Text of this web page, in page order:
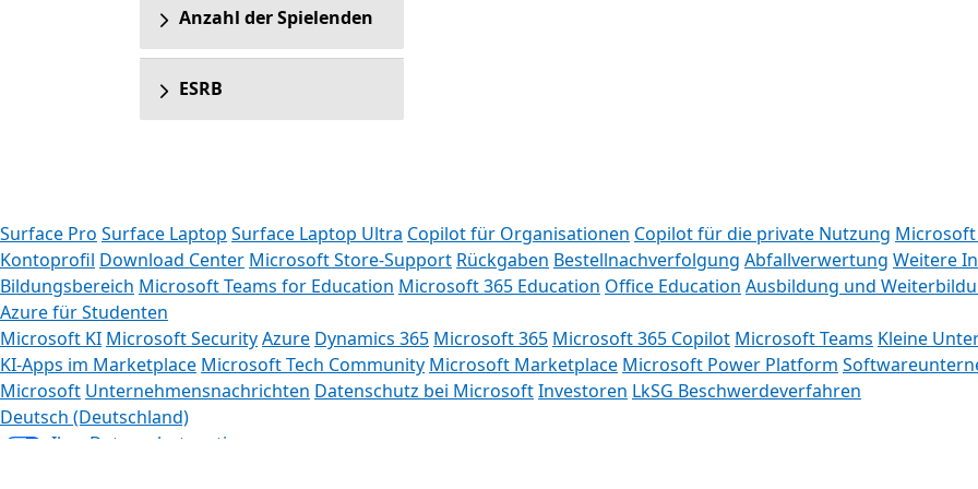
Anzahl der Spielenden
ESRB
Surface Pro Surface Laptop Surface Laptop Ultra Copilot für Organisationen Copilot für die private Nutzung Microsoft
Kontoprofil Download Center Microsoft Store-Support Rückgaben Bestellnachverfolgung Abfallverwertung Weitere
Bildungsbereich Microsoft Teams for Education Microsoft 365 Education Office Education Ausbildung und
Azure für Studenten
Microsoft KI Microsoft SecurityAzure Dynamics 365 Microsoft 365 Microsoft 365 Copilot Microsoft Teams Kleine
KI-Apps im Marketplace Microsoft Tech Community Microsoft Marketplace Microsoft Power Platform
Microsoft Unternehmensnachrichten Datenschutz bei MicrosoftInvestoren LkSG Beschwerdeverfahren
Deutsch (Deutschland)
Ihre Datenschutzoptionen